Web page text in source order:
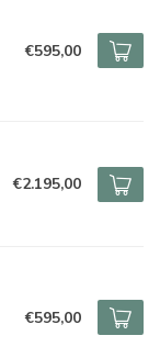
€595,00
€2.195,00
€595,00